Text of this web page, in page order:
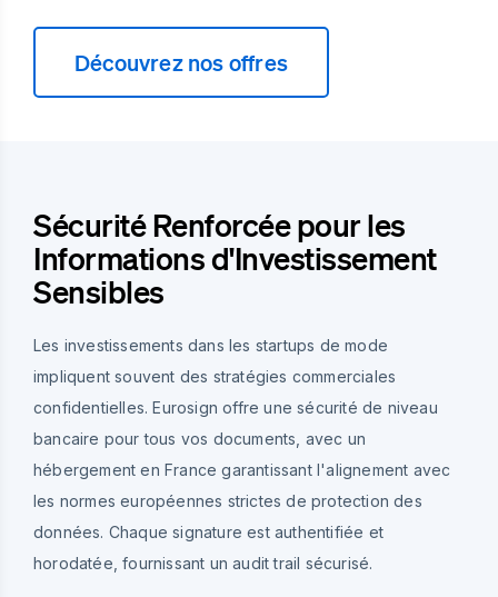
Découvrez nos offres
Sécurité Renforcée pour les
Informations d'Investissement
Sensibles
Les investissements dans les startups de mode
impliquent souvent des stratégies commerciales
confidentielles. Eurosign offre une sécurité de niveau
bancaire pour tous vos documents, avec un
hébergement en France garantissant l'alignement avec
les normes européennes strictes de protection des
données. Chaque signature est authentifiée et
horodatée, fournissant un audit trail sécurisé.